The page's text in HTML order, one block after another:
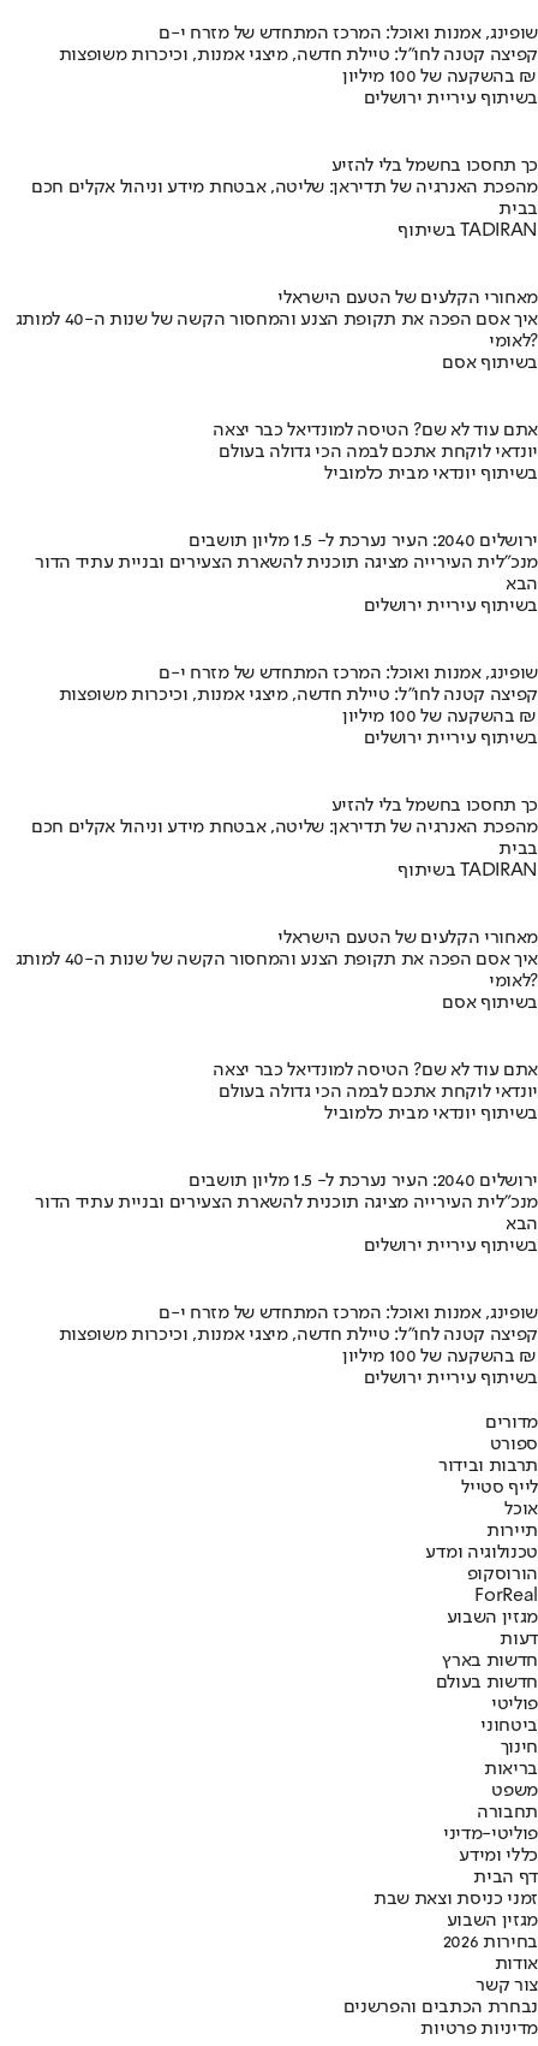
שופינג, אמנות ואוכל: המרכז המתחדש של מזרח י-ם
קפיצה קטנה לחו"ל: טיילת חדשה, מיצגי אמנות, וכיכרות משופצות
בהשקעה של 100 מיליון ₪
בשיתוף עיריית ירושלים
כך תחסכו בחשמל בלי להזיע
מהפכת האנרגיה של תדיראן: שליטה, אבטחת מידע וניהול אקלים חכם
בבית
בשיתוף TADIRAN
מאחורי הקלעים של הטעם הישראלי
איך אסם הפכה את תקופת הצנע והמחסור הקשה של שנות ה-40 למותג
לאומי?
בשיתוף אסם
אתם עוד לא שם? הטיסה למונדיאל כבר יצאה
יונדאי לוקחת אתכם לבמה הכי גדולה בעולם
בשיתוף יונדאי מבית כלמוביל
ירושלים 2040: העיר נערכת ל- 1.5 מליון תושבים
מנכ"לית העירייה מציגה תוכנית להשארת הצעירים ובניית עתיד הדור
הבא
בשיתוף עיריית ירושלים
שופינג, אמנות ואוכל: המרכז המתחדש של מזרח י-ם
קפיצה קטנה לחו"ל: טיילת חדשה, מיצגי אמנות, וכיכרות משופצות
בהשקעה של 100 מיליון ₪
בשיתוף עיריית ירושלים
כך תחסכו בחשמל בלי להזיע
מהפכת האנרגיה של תדיראן: שליטה, אבטחת מידע וניהול אקלים חכם
בבית
בשיתוף TADIRAN
מאחורי הקלעים של הטעם הישראלי
איך אסם הפכה את תקופת הצנע והמחסור הקשה של שנות ה-40 למותג
לאומי?
בשיתוף אסם
אתם עוד לא שם? הטיסה למונדיאל כבר יצאה
יונדאי לוקחת אתכם לבמה הכי גדולה בעולם
בשיתוף יונדאי מבית כלמוביל
ירושלים 2040: העיר נערכת ל- 1.5 מליון תושבים
מנכ"לית העירייה מציגה תוכנית להשארת הצעירים ובניית עתיד הדור
הבא
בשיתוף עיריית ירושלים
שופינג, אמנות ואוכל: המרכז המתחדש של מזרח י-ם
קפיצה קטנה לחו"ל: טיילת חדשה, מיצגי אמנות, וכיכרות משופצות
בהשקעה של 100 מיליון ₪
בשיתוף עיריית ירושלים
מדורים
ספורט
תרבות ובידור
לייף סטייל
אוכל
תיירות
טכנולוגיה ומדע
הורוסקופ
ForReal
מגזין השבוע
דעות
חדשות בארץ
חדשות בעולם
פוליטי
ביטחוני
חינוך
בריאות
משפט
תחבורה
פוליטי-מדיני
כללי ומידע
דף הבית
זמני כניסת וצאת שבת
מגזין השבוע
בחירות 2026
אודות
צור קשר
נבחרת הכתבים והפרשנים
מדיניות פרטיות